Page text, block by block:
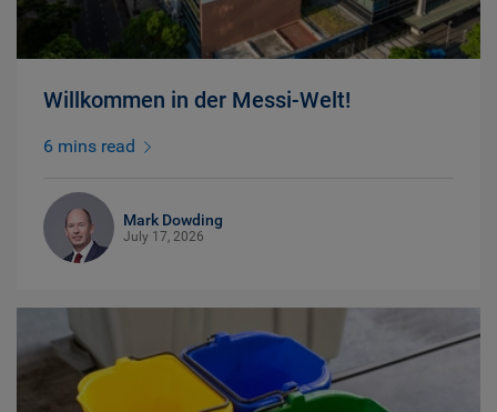
Willkommen in der Messi-Welt!
6 mins read
Mark Dowding
July 17, 2026